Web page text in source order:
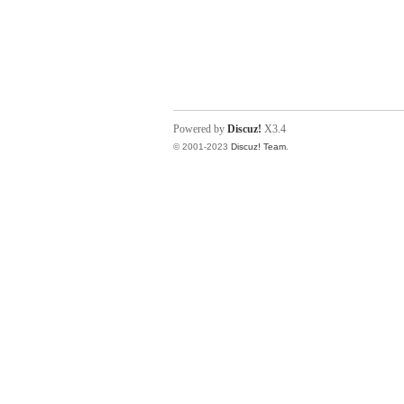
Powered by Discuz! X3.4
© 2001-2023 Discuz! Team